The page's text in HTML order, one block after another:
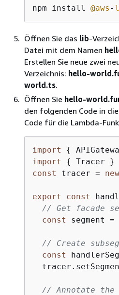
npm install @aws -
Öffnen Sie das lib-
Datei mit dem Namen
Erstellen Sie neue zwei
Verzeichnis: hello-
world.ts.
Öffnen Sie hello-
den folgenden Code in
Code für die Lambda-
import {
import
{ Tracer }
const
tracer = new
export const
// Get facade
const
segment
// Create
const
// Annotate the